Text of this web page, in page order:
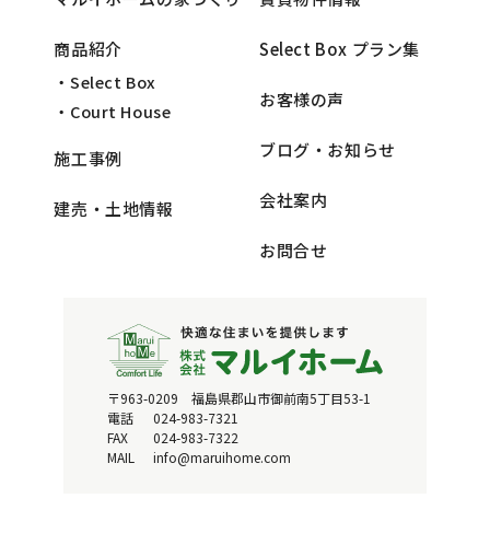
〒963-0209 福島県郡山市御前南5丁目53-1
電話
024-983-7321
FAX
024-983-7322
MAIL
info@maruihome.com
商品紹介
・Select Box
・Court House
施工事例
建売・土地情報
Select Box プラン集
お客様の声
ブログ・お知らせ
会社案内
お問合せ